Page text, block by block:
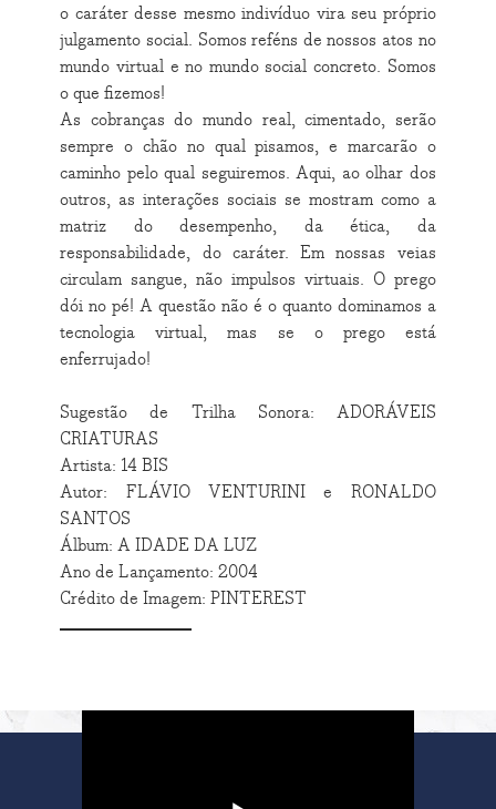
o caráter desse mesmo indivíduo vira seu próprio
julgamento social. Somos reféns de nossos atos no
mundo virtual e no mundo social concreto. Somos
o que fizemos!
As cobranças do mundo real, cimentado, serão
sempre o chão no qual pisamos, e marcarão o
caminho pelo qual seguiremos. Aqui, ao olhar dos
outros, as interações sociais se mostram como a
matriz do desempenho, da ética, da
responsabilidade, do caráter. Em nossas veias
circulam sangue, não impulsos virtuais. O prego
dói no pé! A questão não é o quanto dominamos a
tecnologia virtual, mas se o prego está
enferrujado!
Sugestão de Trilha Sonora: ADORÁVEIS
CRIATURAS
Artista: 14 BIS
Autor: FLÁVIO VENTURINI e RONALDO
SANTOS
Álbum: A IDADE DA LUZ
Ano de Lançamento: 2004
Crédito de Imagem: PINTEREST